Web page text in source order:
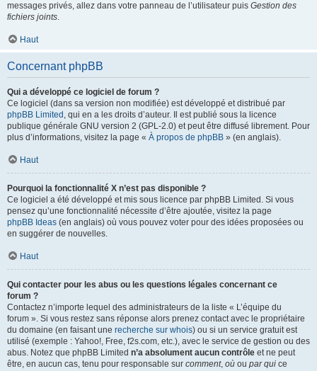
messages privés, allez dans votre panneau de l’utilisateur puis Gestion des
fichiers joints.
Haut
Concernant phpBB
Qui a développé ce logiciel de forum ?
Ce logiciel (dans sa version non modifiée) est développé et distribué par
phpBB Limited , qui en a les droits d’auteur. Il est publié sous la licence
publique générale GNU version 2 (GPL-2.0) et peut être diffusé librement. Pour
plus d’informations, visitez la page « À propos de phpBB » (en anglais).
Haut
Pourquoi la fonctionnalité X n’est pas disponible ?
Ce logiciel a été développé et mis sous licence par phpBB Limited. Si vous
pensez qu’une fonctionnalité nécessite d’être ajoutée, visitez la page
phpBB Ideas (en anglais) où vous pouvez voter pour des idées proposées ou
en suggérer de nouvelles.
Haut
Qui contacter pour les abus ou les questions légales concernant ce
forum ?
Contactez n’importe lequel des administrateurs de la liste « L’équipe du
forum ». Si vous restez sans réponse alors prenez contact avec le propriétaire
du domaine (en faisant une recherche sur whois) ou si un service gratuit est
utilisé (exemple : Yahoo!, Free, f2s.com, etc.), avec le service de gestion ou des
abus. Notez que phpBB Limited n’a absolument aucun contrôle et ne peut
être, en aucun cas, tenu pour responsable sur comment, où ou par qui ce